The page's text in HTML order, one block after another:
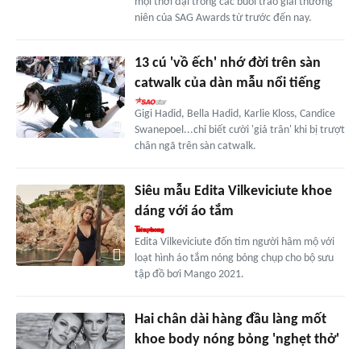
niên của SAG Awards từ trước đến nay.
13 cú 'vồ ếch' nhớ đời trên sàn
catwalk của dàn mẫu nổi tiếng
Gigi Hadid, Bella Hadid, Karlie Kloss, Candice
Swanepoel...chỉ biết cười 'giả trân' khi bị trượt
chân ngã trên sàn catwalk.
Siêu mẫu Edita Vilkeviciute khoe
dáng với áo tắm
Edita Vilkeviciute đốn tim người hâm mộ với
loạt hình áo tắm nóng bỏng chụp cho bộ sưu
tập đồ bơi Mango 2021.
Hai chân dài hàng đầu làng mốt
khoe body nóng bỏng 'nghẹt thở'